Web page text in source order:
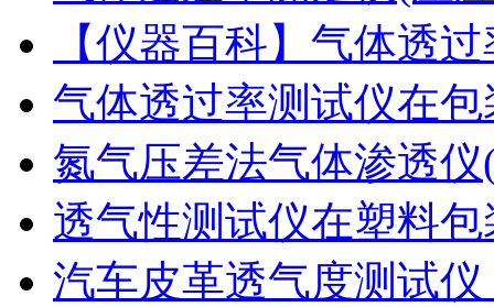
【仪器百科】气体透
气体透过率测试仪在
氮气压差法气体渗透
透气性测试仪在塑料
汽车皮革透气度测试